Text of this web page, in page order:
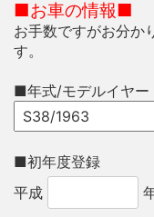
■お車の情報■
お手数ですがお分か
す。
■年式/モデルイヤー
■初年度登録
平成